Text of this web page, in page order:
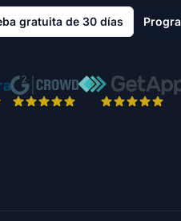
gratuita de 30 días